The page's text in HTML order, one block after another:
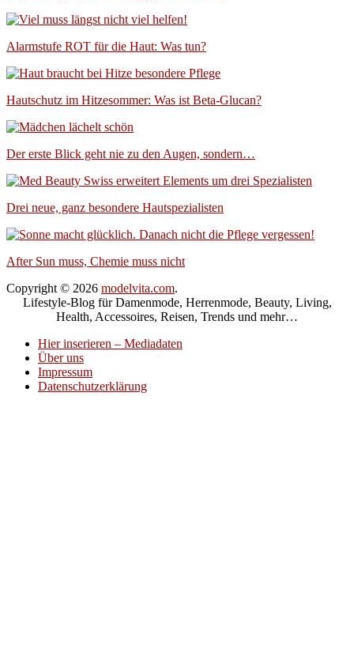
Alarmstufe ROT für die Haut: Was tun?
Hautschutz im Hitzesommer: Was ist Beta-Glucan?
Der erste Blick geht nie zu den Augen, sondern…
Drei neue, ganz besondere Hautspezialisten
After Sun muss, Chemie muss nicht
Copyright © 2026 modelvita.com.
Lifestyle-Blog für Damenmode, Herrenmode, Beauty, Living,
Health, Accessoires, Reisen, Trends und mehr…
Hier inserieren – Mediadaten
Über uns
Impressum
Datenschutzerklärung